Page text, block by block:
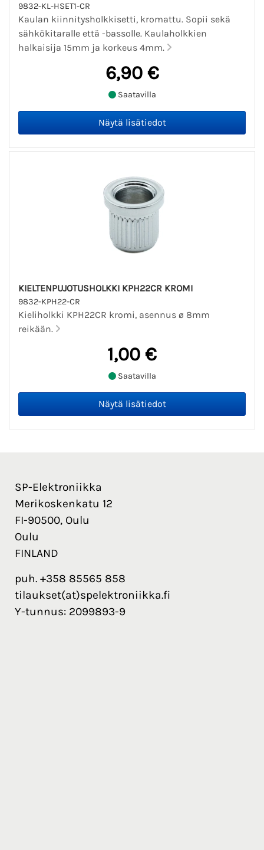
9832-KL-HSET1-CR
Kaulan kiinnitysholkkisetti, kromattu. Sopii sekä
sähkökitaralle että -bassolle. Kaulaholkkien
halkaisija 15mm ja korkeus 4mm.
6,90 €
Saatavilla
KIELTENPUJOTUSHOLKKI KPH22CR KROMI
9832-KPH22-CR
Kieliholkki KPH22CR kromi, asennus ø 8mm
reikään.
1,00 €
Saatavilla
SP-Elektroniikka
Merikoskenkatu 12
FI-90500, Oulu
Oulu
FINLAND
puh. +358 85565 858
tilaukset(at)spelektroniikka.fi
Y-tunnus: 2099893-9